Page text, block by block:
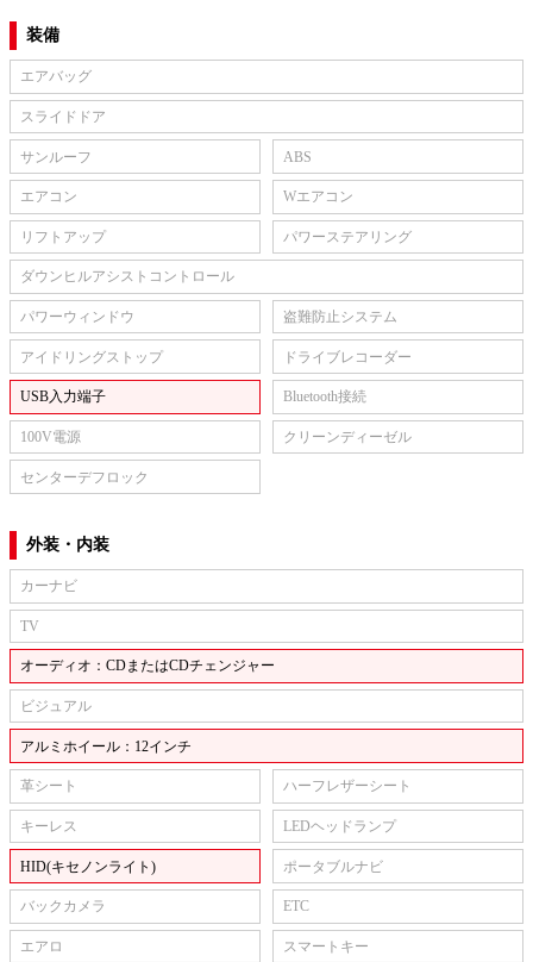
装備
エアバッグ
スライドドア
サンルーフ ABS
エアコン Wエアコン
リフトアップ パワーステアリング
ダウンヒルアシストコントロール
パワーウィンドウ 盗難防止システム
アイドリングストップ ドライブレコーダー
USB入力端子 Bluetooth接続
100V電源 クリーンディーゼル
センターデフロック
外装・内装
カーナビ
TV
オーディオ：CDまたはCDチェンジャー
ビジュアル
アルミホイール：12インチ
革シート ハーフレザーシート
キーレス LEDヘッドランプ
HID(キセノンライト) ポータブルナビ
バックカメラ ETC
エアロ スマートキー